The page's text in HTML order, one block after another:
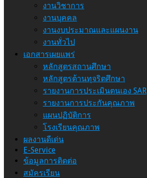
งานวิชาการ
งานบุคคล
งานงบประมาณและแผนงาน
งานทั่วไป
เอกสารเผยแพร่
หลักสูตรสถานศึกษา
หลักสูตรต้านทุจริตศึกษา
รายงานการประเมินตนเอง SAR
รายงานการประกันคุณภาพ
แผนปฏิบัติการ
โรงเรียนคุณภาพ
ผลงานดีเด่น
E-Service
ข้อมูลการติดต่อ
สมัครเรียน